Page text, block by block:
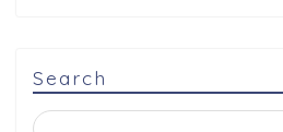
Search